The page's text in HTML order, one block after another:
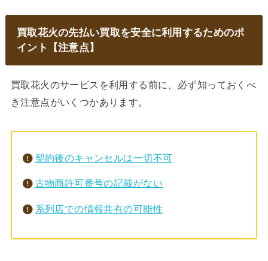
買取花火の先払い買取を安全に利用するためのポ
イント【注意点】
買取花火のサービスを利用する前に、必ず知っておくべ
き注意点がいくつかあります。
契約後のキャンセルは一切不可
古物商許可番号の記載がない
系列店での情報共有の可能性